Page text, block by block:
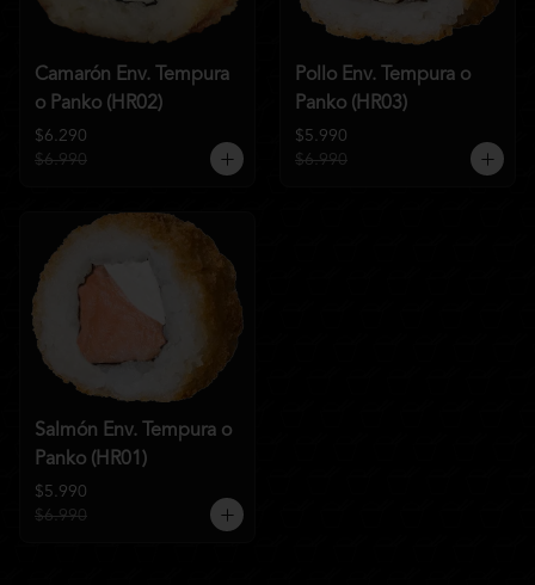
Camarón Env. Tempura
o Panko (HR02)
$6.290
$6.990
Pollo Env. Tempura o
Panko (HR03)
$5.990
$6.990
Salmón Env. Tempura o
Panko (HR01)
$5.990
$6.990